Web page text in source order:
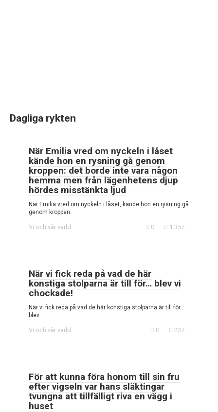
Dagliga rykten
När Emilia vred om nyckeln i låset
kände hon en rysning gå genom
kroppen: det borde inte vara någon
hemma men från lägenhetens djup
hördes misstänkta ljud
När Emilia vred om nyckeln i låset, kände hon en rysning gå
genom kroppen:
Vi och vår värld 0 1 357
När vi fick reda på vad de här
konstiga stolparna är till för… blev vi
chockade!
När vi fick reda på vad de här konstiga stolparna är till för…
blev
Vi och vår värld 0 237
För att kunna föra honom till sin fru
efter vigseln var hans släktingar
tvungna att tillfälligt riva en vägg i
huset